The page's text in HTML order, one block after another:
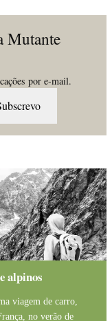
Mutante
por e-mail.
alpinos
viagem de carro,
no verão de